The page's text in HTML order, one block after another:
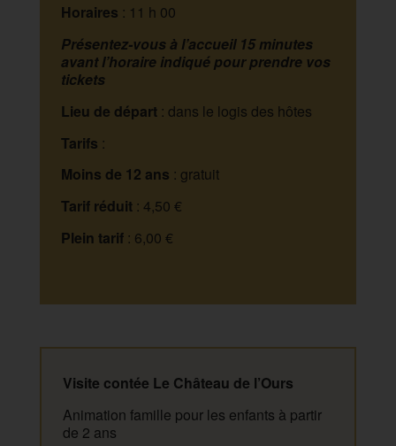
Horaires : 11 h 00
Présentez-vous à l’accueil 15 minutes
avant l’horaire indiqué pour prendre vos
tickets
Lieu de départ: dans le logis des hôtes
Tarifs :
Moins de 12 ans : gratuit
Tarif réduit: 4,50 €
Plein tarif: 6,00 €
Visite contée Le Château de l’Ours
Animation famille pour les enfants à partir
de 2 ans